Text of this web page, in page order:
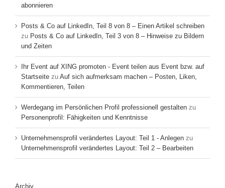
abonnieren
Posts & Co auf LinkedIn, Teil 8 von 8 – Einen Artikel schreiben
zu Posts & Co auf LinkedIn, Teil 3 von 8 – Hinweise zu Bildern
und Zeiten
Ihr Event auf XING promoten - Event teilen aus Event bzw. auf
Startseite zu Auf sich aufmerksam machen – Posten, Liken,
Kommentieren, Teilen
Werdegang im Persönlichen Profil professionell gestalten zu
Personenprofil: Fähigkeiten und Kenntnisse
Unternehmensprofil verändertes Layout: Teil 1 - Anlegen zu
Unternehmensprofil verändertes Layout: Teil 2 – Bearbeiten
Archiv